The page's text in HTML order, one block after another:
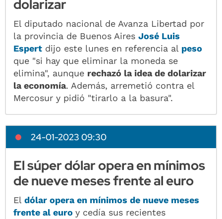
dolarizar
El diputado nacional de Avanza Libertad por
la provincia de Buenos AiresJosé Luis
Espert dijo este lunes en referencia al peso
que "si hay que eliminar la moneda se
elimina", aunque rechazó la idea de dolarizar
la economía. Además, arremetió contra el
Mercosur y pidió "tirarlo a la basura".
24-01-2023 09:30
El súper dólar opera en mínimos
de nueve meses frente al euro
El dólar opera en mínimos de nueve meses
frente al euroy cedía sus recientes